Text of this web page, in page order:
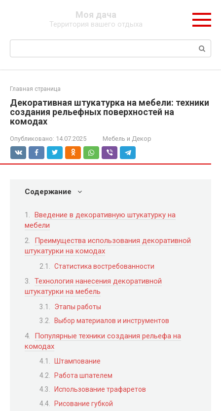
Моя дача
Территория вашего отдыха
Поиск:
Главная страница
Декоративная штукатурка на мебели: техники
создания рельефных поверхностей на
комодах
Опубликовано: 14.07.2025 Мебель и Декор
Содержание
Введение в декоративную штукатурку на
мебели
Преимущества использования декоративной
штукатурки на комодах
Статистика востребованности
Технология нанесения декоративной
штукатурки на мебель
Этапы работы
Выбор материалов и инструментов
Популярные техники создания рельефа на
комодах
Штампование
Работа шпателем
Использование трафаретов
Рисование губкой